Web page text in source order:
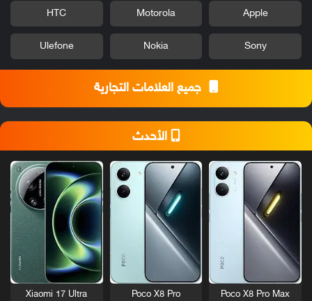
Apple
Motorola
HTC
Sony
Nokia
Ulefone
جميع العلامات التجارية
الأحدث
Poco X8 Pro Max
Poco X8 Pro
Xiaomi 17 Ultra